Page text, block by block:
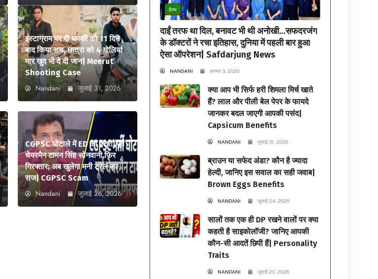
इंस्टाग्राम पर दी धमकी को 11 दिन
बाद किया सच, छात्रा को 4 गोलियां
मार खुद भी दे दी जान| Meerut
Shooting Case
Nandani जुलाई 31, 2026
CGPSC घोटाले में ED की एंट्री, पूर्व
चेयरमैन टामन सिंह सोनवानी फिर
गिरफ्तार; अब खुलेगा मनी ट्रेल का
राज| CGPSC Scam
Nandani जुलाई 26, 2026
हेल्थ
दाईं तरफ था दिल, बनावट भी थी अनोखी…सफदरजंग
के डॉक्टरों ने रचा इतिहास, दुनिया में पहली बार हुआ
ऐसा ऑपरेशन| Safdarjung News
NANDANI अगस्त 3, 2026
क्या आप भी सिर्फ हरी शिमला मिर्च खाते
हैं? लाल और पीली बेल पेपर के फायदे
जानकर बदल जाएगी आपकी पसंद|
Capsicum Benefits
NANDANI जुलाई 31, 2026
ब्राउन या सफेद अंडा? कौन है ज्यादा
हेल्दी, जानिए इस सवाल का सही जवाब|
Brown Eggs Benefits
NANDANI जुलाई 24, 2026
सालों तक एक ही DP रखने वालों पर क्या
कहती है साइकोलॉजी? जानिए आपकी
कौन-सी आदतें छिपी हैं| Personality
Traits
NANDANI जुलाई 20, 2026